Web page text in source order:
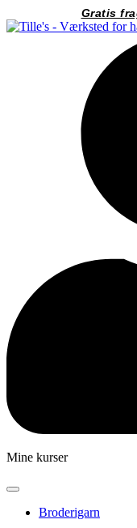
til
Gratis
Mine kurser
Broderigarn